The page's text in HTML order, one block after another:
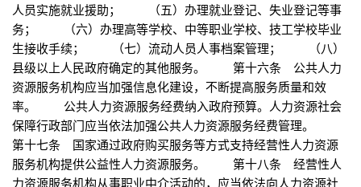
人员实施就业援助； （五）办理就业登记、失业登记等事
务； （六）办理高等学校、中等职业学校、技工学校毕业
生接收手续； （七）流动人员人事档案管理； （八）
县级以上人民政府确定的其他服务。 第十六条 公共人力
资源服务机构应当加强信息化建设，不断提高服务质量和效
率。 公共人力资源服务经费纳入政府预算。人力资源社会
保障行政部门应当依法加强公共人力资源服务经费管理。
第十七条 国家通过政府购买服务等方式支持经营性人力资源
服务机构提供公益性人力资源服务。 第十八条 经营性人
力资源服务机构从事职业中介活动的，应当依法向人力资源社